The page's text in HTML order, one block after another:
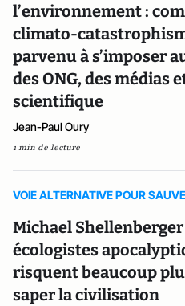
l’environnement :
climato-
parvenu à s’imposer
des ONG, des médias
scientifique
Jean-Paul Oury
1 min de lecture
VOIE ALTERNATIVE POUR
Michael Shellenberger
écologistes
risquent beaucoup
saper la civilisation